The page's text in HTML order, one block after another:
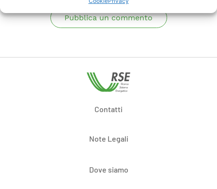
Pubblica un commento
Contatti
Note Legali
Dove siamo